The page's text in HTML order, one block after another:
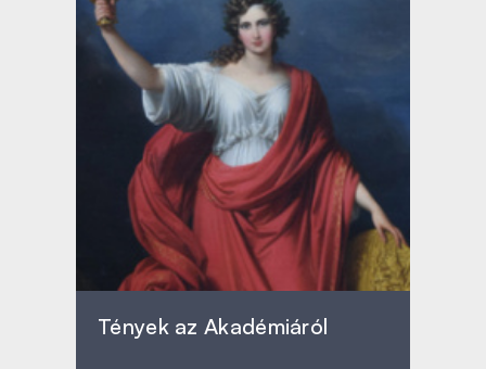
Tények az Akadémiáról